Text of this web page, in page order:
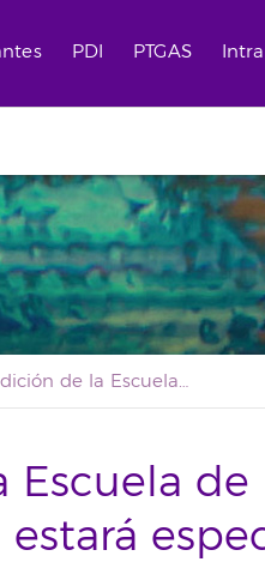
PDI PTGAS
La 15ª edición de la Escuela de Participación Social estará especialmente orientada a jóvenes
Escuela de